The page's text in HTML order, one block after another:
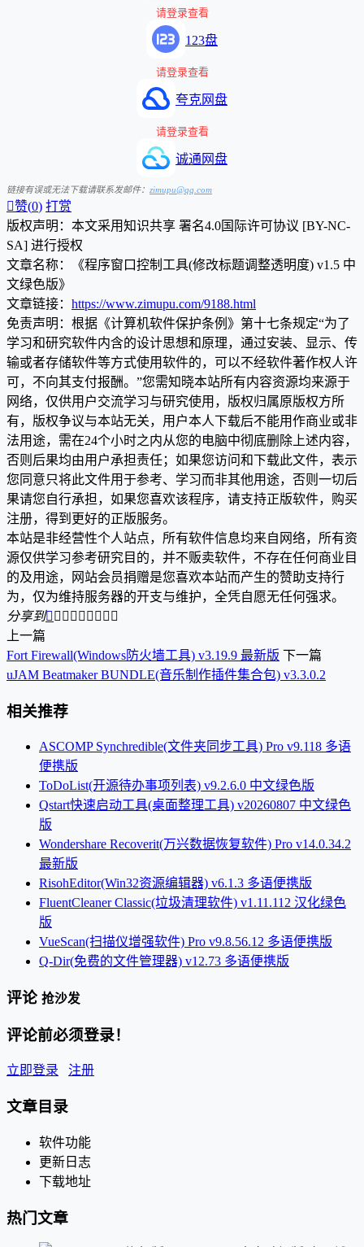
请登录查看
123盘
请登录查看
夸克网盘
请登录查看
诚通网盘
链接有误或无法下载请联系发邮件： zimupu@qq.com
赞(0) 打赏
版权声明：本文采用知识共享 署名4.0国际许可协议 [BY-NC-
SA] 进行授权
文章名称：《程序窗口控制工具(修改标题调整透明度) v1.5 中
文绿色版》
文章链接： https://www.zimupu.com/9188.html
免责声明：根据《计算机软件保护条例》第十七条规定“为了
学习和研究软件内含的设计思想和原理，通过安装、显示、传
输或者存储软件等方式使用软件的，可以不经软件著作权人许
可，不向其支付报酬。”您需知晓本站所有内容资源均来源于
网络，仅供用户交流学习与研究使用，版权归属原版权方所
有，版权争议与本站无关，用户本人下载后不能用作商业或非
法用途，需在24个小时之内从您的电脑中彻底删除上述内容，
否则后果均由用户承担责任；如果您访问和下载此文件，表示
您同意只将此文件用于参考、学习而非其他用途，否则一切后
果请您自行承担，如果您喜欢该程序，请支持正版软件，购买
注册，得到更好的正版服务。
本站是非经营性个人站点，所有软件信息均来自网络，所有资
源仅供学习参考研究目的，并不贩卖软件，不存在任何商业目
的及用途，网站会员捐赠是您喜欢本站而产生的赞助支持行
为，仅为维持服务器的开支与维护，全凭自愿无任何强求。
分享到        
上一篇
Fort Firewall(Windows防火墙工具) v3.19.9 最新版 下一篇
uJAM Beatmaker BUNDLE(音乐制作插件集合包) v3.3.0.2
相关推荐
ASCOMP Synchredible(文件夹同步工具) Pro v9.118 多语
便携版
ToDoList(开源待办事项列表) v9.2.6.0 中文绿色版
Qstart快速启动工具(桌面整理工具) v20260807 中文绿色
版
Wondershare Recoverit(万兴数据恢复软件) Pro v14.0.34.2
最新版
RisohEditor(Win32资源编辑器) v6.1.3 多语便携版
FluentCleaner Classic(垃圾清理软件) v1.11.112 汉化绿色
版
VueScan(扫描仪增强软件) Pro v9.8.56.12 多语便携版
Q-Dir(免费的文件管理器) v12.73 多语便携版
评论 抢沙发
评论前必须登录！
立即登录 注册
文章目录
软件功能
更新日志
下载地址
热门文章